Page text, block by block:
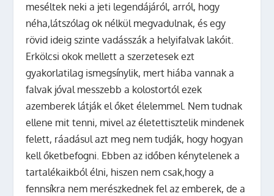
meséltek neki a jeti legendájáról, arról, hogy
néha,látszólag ok nélkül megvadulnak, és egy
rövid ideig szinte vadásszák a helyifalvak lakóit.
Erkölcsi okok mellett a szerzetesek ezt
gyakorlatilag ismegsínylik, mert hiába vannak a
falvak jóval messzebb a kolostortól ezek
azemberek látják el őket élelemmel. Nem tudnak
ellene mit tenni, mivel az életettisztelik mindenek
felett, ráadásul azt meg nem tudják, hogy hogyan
kell őketbefogni. Ebben az időben kénytelenek a
tartalékaikból élni, hiszen nem csak,hogy a
fennsíkra nem merészkednek fel az emberek, de a